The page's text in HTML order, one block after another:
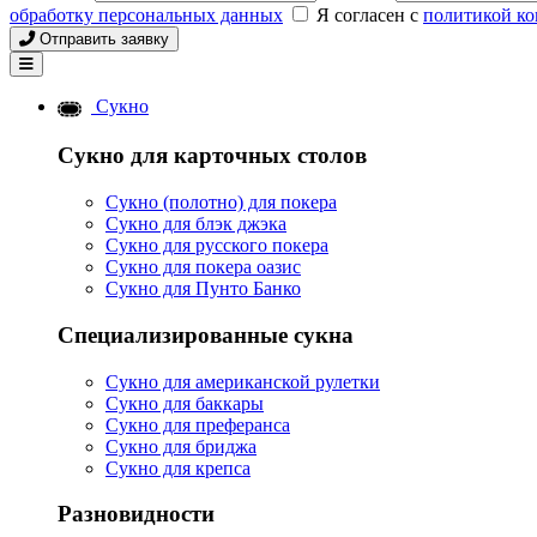
обработку персональных данных
Я согласен с политикой
Отправить заявку
Сукно
Сукно для карточных столов
Сукно (полотно) для покера
Сукно для блэк джэка
Сукно для русского покера
Сукно для покера оазис
Сукно для Пунто Банко
Специализированные сукна
Сукно для американской рулетки
Сукно для баккары
Сукно для преферанса
Сукно для бриджа
Сукно для крепса
Разновидности